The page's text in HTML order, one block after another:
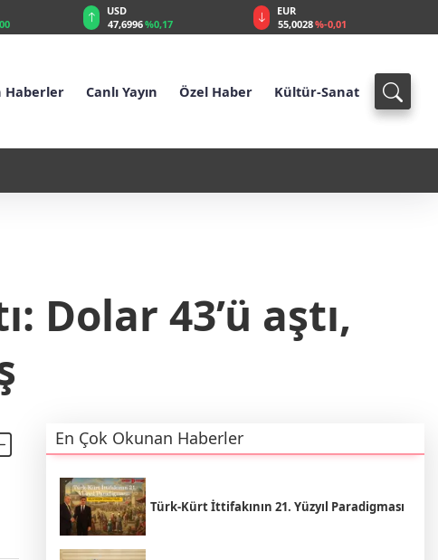
USD
47,6996%0,17
EUR
55,0028%-0,01
Haberler Canlı Yayın Özel Haber Kültür-Sanat
Dolar 43’ü aştı,
En Çok Okunan Haberler
Türk-Kürt İttifakının 21. Yüzyıl Paradigması